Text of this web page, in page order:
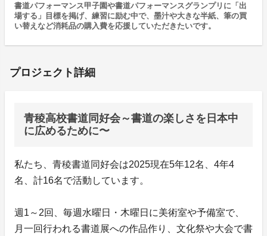
書道パフォーマンス甲子園や書道パフォーマンスグランプリに「出
場する」目標を掲げ、練習に励む中で、墨汁や大きな半紙、筆の買
い替えなど消耗品の購入費を応援していただきたいです。
プロジェクト詳細
青稜高校書道同好会～書道の楽しさを日本中
に広めるために〜
私たち、青稜書道同好会は2025現在5年12名、4年4
名、計16名で活動しています。
週1～2回、毎週水曜日・木曜日に美術室や予備室で、
月一回行われる書道展への作品作り、文化祭や大会で書